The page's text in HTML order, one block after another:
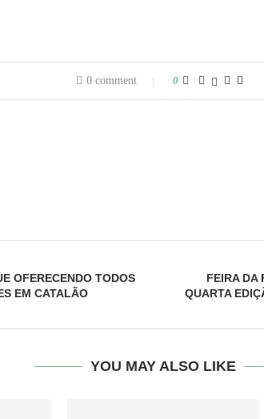
0 comment 0
OFERECENDO TODOS
EM CATALÃO
FEIRA DA
QUARTA
YOU MAY ALSO LIKE